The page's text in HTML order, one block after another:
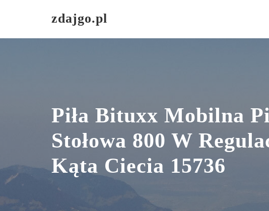
zdajgo.pl
Piła Bituxx Mobilna
Stołowa 800 W
Kąta Ciecia 15736